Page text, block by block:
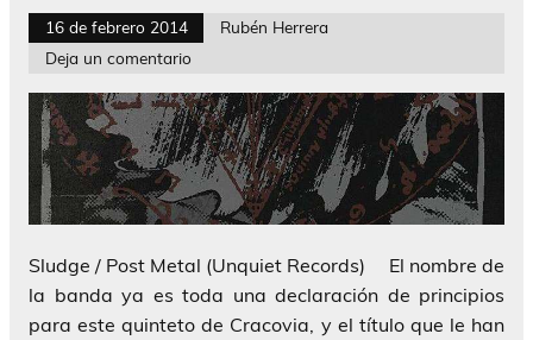
16 de febrero 2014
Rubén Herrera
Deja un comentario
Sludge / Post Metal (Unquiet Records) El nombre de
la banda ya es toda una declaración de principios
para este quinteto de Cracovia, y el título que le han